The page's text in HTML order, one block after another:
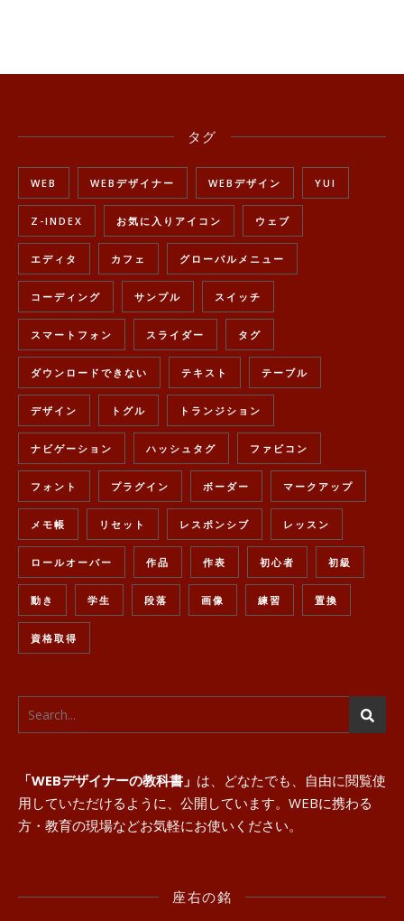
タグ
WEB WEBデザイナー WEBデザイン YUI
Z-INDEX お気に入りアイコン ウェブ
エディタ カフェ グローバルメニュー
コーディング サンプル スイッチ
スマートフォン スライダー タグ
ダウンロードできない テキスト テーブル
デザイン トグル トランジション
ナビゲーション ハッシュタグ ファビコン
フォント プラグイン ボーダー マークアップ
メモ帳 リセット レスポンシブ レッスン
ロールオーバー 作品 作表 初心者 初級
動き 学生 段落 画像 練習 置換
資格取得
「WEBデザイナーの教科書」 は、どなたでも、自由に閲覧使
用していただけるように、公開しています。WEBに携わる
方・教育の現場などお気軽にお使いください。
座右の銘